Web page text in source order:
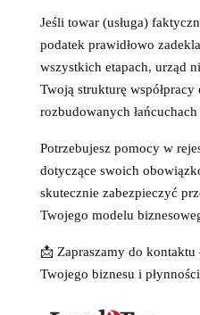
Jeśli towar (usługa)
podatek prawidłowo
wszystkich etapach, urząd
Twoją strukturę
rozbudowanych łańcuchach
Potrzebujesz pomocy w
dotyczące swoich
skutecznie zabezpieczyć
Twojego modelu
📩 Zapraszamy do
Twojego biznesu i